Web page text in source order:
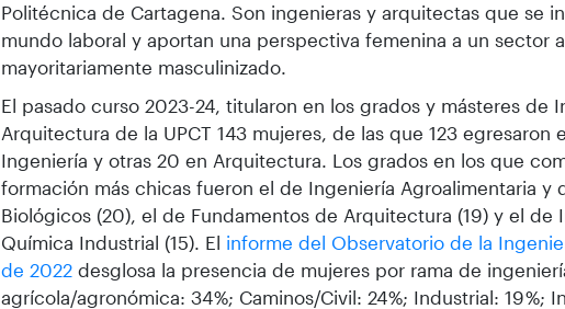
Politécnica de Cartagena. Son ingenieras y arquitectas que se
mundo laboral y aportan una perspectiva femenina a un sector
mayoritariamente masculinizado.
El pasado curso 2023-24, titularon en los grados y másteres de
Arquitectura de la UPCT 143 mujeres, de las que 123 egresaron
Ingeniería y otras 20 en Arquitectura. Los grados en los que
formación más chicas fueron el de Ingeniería Agroalimentaria y
Biológicos (20), el de Fundamentos de Arquitectura (19) y el de
Química Industrial (15). El informe del Observatorio de la
de 2022 desglosa la presencia de mujeres por rama de
agrícola/agronómica: 34 %; Caminos/Civil: 24 %; Industrial: 19 %;